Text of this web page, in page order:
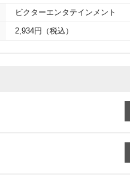
ビクターエンタテインメント
2,934円（税込）